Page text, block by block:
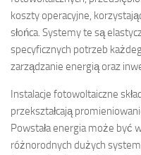
koszty operacyjne,
słońca. Systemy te są
specyficznych potrzeb
zarządzanie energią oraz
Instalacje fotowoltaiczne
przekształcają
Powstała energia może być
różnorodnych dużych